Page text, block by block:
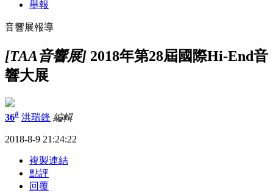
舉報
音響展報導
[TAA音響展] 2018年第28屆國際Hi-End音
響大展
36# 洪瑞鋒 編輯
2018-8-9 21:24:22
複製連結
點評
回覆